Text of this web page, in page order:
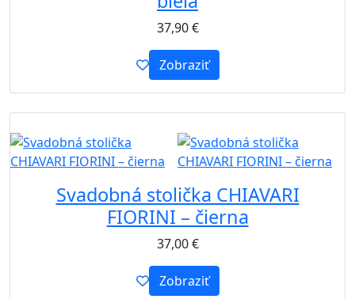
37,90€
Zobraziť
Svadobná stolička CHIAVARI
FIORINI – čierna
37,00€
Zobraziť